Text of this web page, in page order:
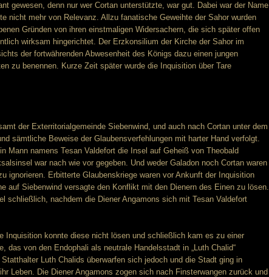
gewesen, denn nur wer Cortan unterstützte, war gut. Dabei war der Name
nicht mehr von Relevanz. Allzu fanatische Geweihte der Sahor wurden
Gründen von ihren einstmaligen Widersachern, die sich später offen
wirksam hingerichtet. Der Erzkonsilium der Kirche der Sahor im
der fortwährenden Abwesenheit des Königs dazu einen jungen
zu benennen. Kurze Zeit später wurde die Inquisition über Tare
der Exterritorialgemeinde Siebenwind, und auch nach Cortan unter dem
sämtliche Beweise der Glaubensverfehlungen mit harter Hand verfolgt.
Mann namens Tesan Valdefort die Insel auf Geheiß von Theobald
war nach wie vor gegeben. Und weder Galadon noch Cortan waren
ignorieren. Erbitterte Glaubenskriege waren vor Ankunft der Inquisition
auf Siebenwind versagte den Konflikt mit den Dienern des Einen zu lösen.
schließlich, nachdem die Diener Angamons sich mit Tesan Valdefort
Inquisition konnte diese nicht lösen und schließlich kam es zu einer
das von den Endophali als neutrale Handelsstadt in „Luth Chalid“
Luth Chalids überwarfen sich jedoch und die Stadt ging in
Leben. Die Diener Angamons zogen sich nach Finsterwangen zurück und